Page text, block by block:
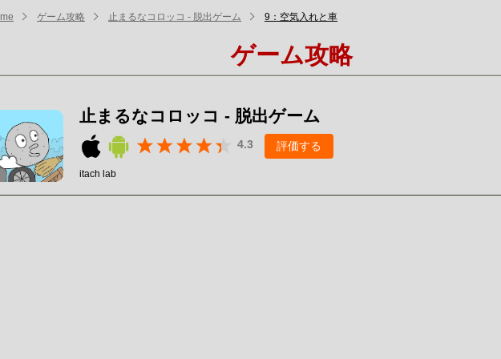
ゲーム攻略 止まるなコロッコ - 脱出ゲーム 9：空気入れと車
ゲーム攻略
止まるなコロッコ - 脱出ゲーム
4.3 評価する
itach lab